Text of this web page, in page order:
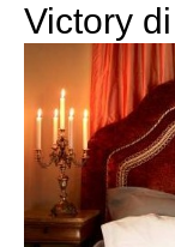
Victory